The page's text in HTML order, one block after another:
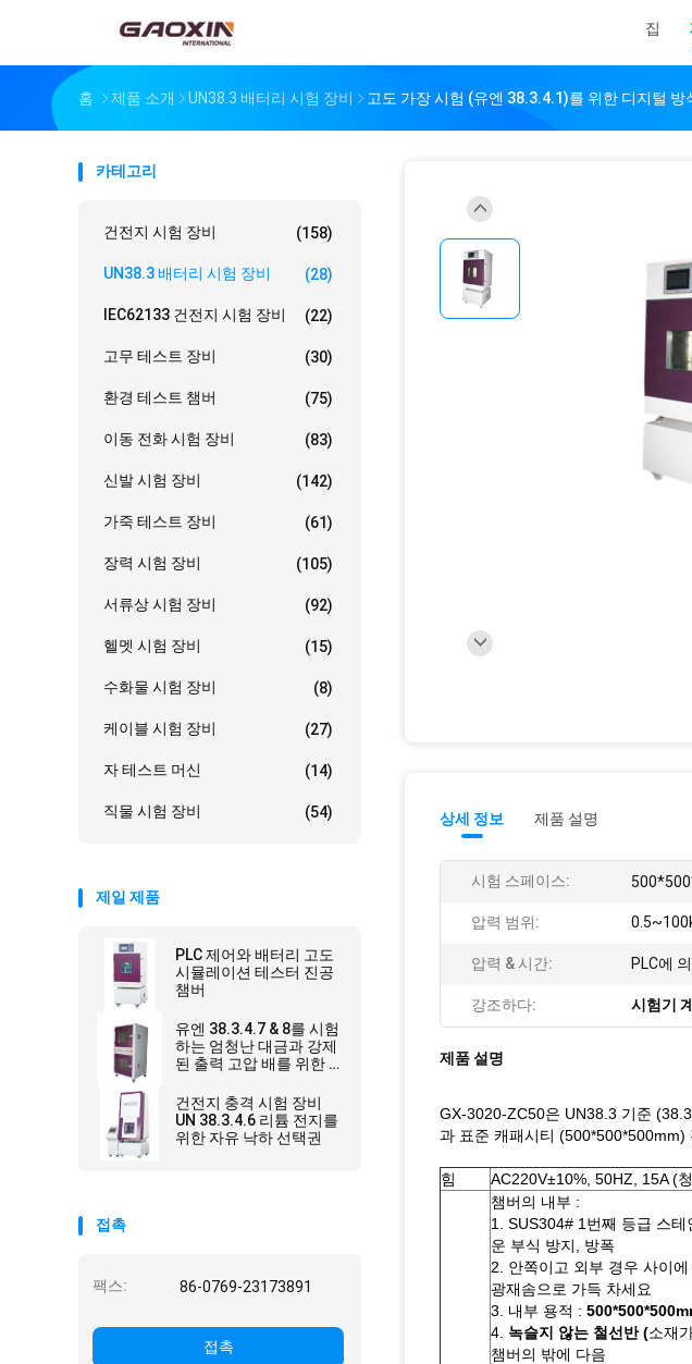
집
홈 제품 소개 UN38.3 배터리 시험 장비 고도 가장 시험 (유엔 38.3.4.1)를 위한 디지털
카테고리
건전지 시험 장비 (158)
UN38.3 배터리 시험 장비 (28)
IEC62133 건전지 시험 장비 (22)
고무 테스트 장비 (30)
환경 테스트 챔버 (75)
이동 전화 시험 장비 (83)
신발 시험 장비 (142)
가죽 테스트 장비 (61)
장력 시험 장비 (105)
서류상 시험 장비 (92)
헬멧 시험 장비 (15)
수화물 시험 장비 (8)
케이블 시험 장비 (27)
자 테스트 머신 (14)
직물 시험 장비 (54)
제일 제품
PLC 제어와 배터리 고도
시뮬레이션 테스터 진공
챔버
유엔 38.3.4.7 & 8를 시험
하는 엄청난 대금과 강제
된 출력 고압 배를 위한 건
건전지 충격 시험 장비
UN 38.3.4.6 리튬 전지를
위한 자유 낙하 선택권
접촉
팩스: 86-0769-23173891
접촉
상세 정보 제품 설명
시험 스페이스:
압력 범위:
압력 & 시간: PLC에
강조하다: 시험기
제품 설명
GX-3020-ZC50은 UN38.3 기준
과 표준 캐패시티 (500*500*500mm)
힘 AC220V±10%, 50HZ, 15A (
챔버의 내부 :
1. SUS304# 1번째 등급 스
운 부식 방지, 방폭
2. 안쪽이고 외부 경우 사이
광재솜으로 가득 차세요
3. 내부 용적 :
4. 녹슬지 않는 철선반 (소재
챔버의 밖에 다음